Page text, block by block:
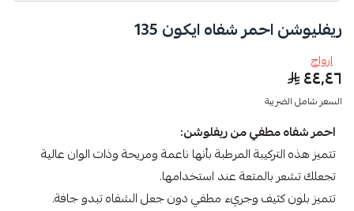
ريفليوشن احمر شفاه ايكون 135
ارواج
٤٤٫٤٦
السعر شامل الضريبة
احمر شفاه مطفي من ريفلوشن:
تتميز هذه التركيبة المرطبة بأنها ناعمة ومريحة وذات الوان عالية
تجعلك تشعر بالمتعة عند استخدامها.
تتميز بلون كثيف وجريء مطفي دون جعل الشفاه تبدو جافة.